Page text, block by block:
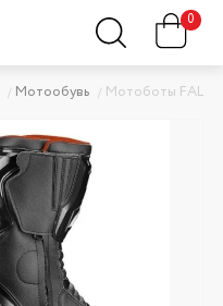
0
Мотообувь Мотоботы